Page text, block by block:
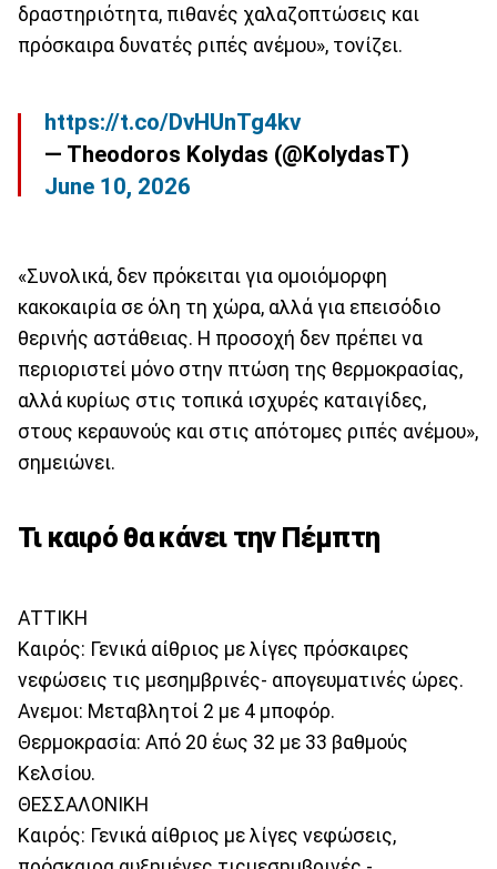
δραστηριότητα, πιθανές χαλαζοπτώσεις και
πρόσκαιρα δυνατές ριπές ανέμου», τονίζει.
https://t.co/DvHUnTg4kv
— Theodoros Kolydas (@KolydasT)
June 10, 2026
«Συνολικά, δεν πρόκειται για ομοιόμορφη
κακοκαιρία σε όλη τη χώρα, αλλά για επεισόδιο
θερινής αστάθειας. Η προσοχή δεν πρέπει να
περιοριστεί μόνο στην πτώση της θερμοκρασίας,
αλλά κυρίως στις τοπικά ισχυρές καταιγίδες,
στους κεραυνούς και στις απότομες ριπές ανέμου»,
σημειώνει.
Τι καιρό θα κάνει την Πέμπτη
ΑΤΤΙΚΗ
Καιρός: Γενικά αίθριος με λίγες πρόσκαιρες
νεφώσεις τις μεσημβρινές- απογευματινές ώρες.
Ανεμοι: Μεταβλητοί 2 με 4 μποφόρ.
Θερμοκρασία: Από 20 έως 32 με 33 βαθμούς
Κελσίου.
ΘΕΣΣΑΛΟΝΙΚΗ
Καιρός: Γενικά αίθριος με λίγες νεφώσεις,